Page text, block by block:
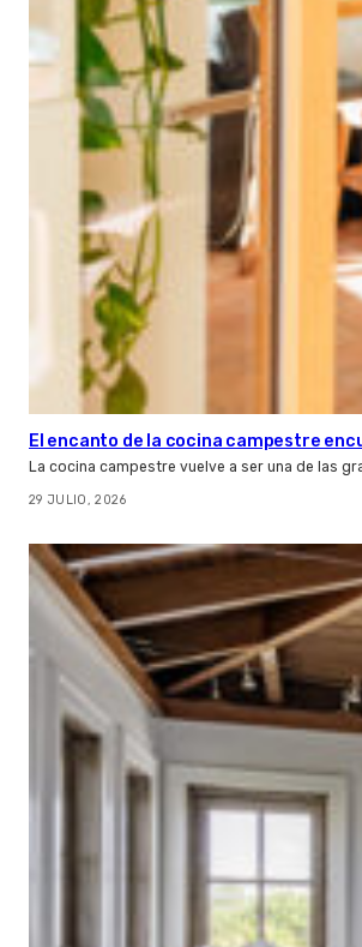
El encanto de la cocina campestre
La cocina campestre vuelve a ser una de las
29 JULIO, 2026